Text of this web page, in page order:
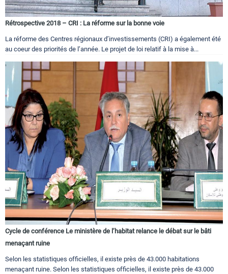
Rétrospective 2018 – CRI : La réforme sur la bonne voie
La réforme des Centres régionaux d’investissements (CRI) a également été
au coeur des priorités de l’année. Le projet de loi relatif à la mise à...
Cycle de conférence Le ministère de l’habitat relance le débat sur le bâti
menaçant ruine
Selon les statistiques officielles, il existe près de 43.000 habitations
menaçant ruine. Selon les statistiques officielles, il existe près de 43.000